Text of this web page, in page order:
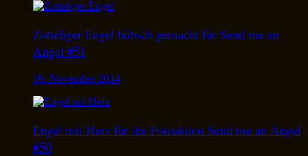
Zotteliger Engel hübsch gemacht für Send me an
Angel #51
16. November 2014
Engel mit Herz für die Fotoaktion Send me an Angel
#50